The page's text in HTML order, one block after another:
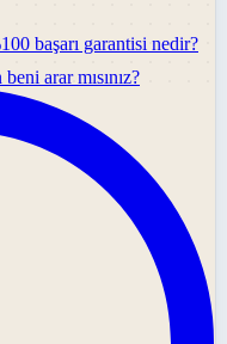
başarı garantisi nedir?
arar mısınız?